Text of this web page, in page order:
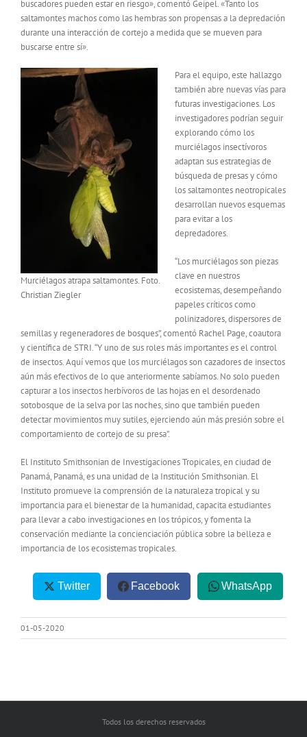
buscadores pueden estar en riesgo», comentó Geipel. «Tanto los
saltamontes machos como las hembras son propensas a la depredación
durante una interacción de cortejo a medida que se mueven para
buscarse entre sí».
Murciélagos atrapa saltamontes. Foto.
Christian Ziegler
Para el equipo, este hallazgo
también abre nuevas vías para
futuras investigaciones. Los
investigadores podrían seguir
explorando cómo los
murciélagos insectívoros
adaptan sus estrategias de
búsqueda de presas y cómo
los saltamontes neotropicales
desarrollan nuevos esquemas
para evitar a los
depredadores.
“Los murciélagos son piezas
clave en nuestros
ecosistemas, desempeñando
papeles críticos como
polinizadores, dispersores de
semillas y regeneradores de bosques”, comentó Rachel Page, coautora
y científica de STRI. “Y uno de sus roles más importantes es el control
de insectos. Aquí vemos que los murciélagos son cazadores de insectos
aún más efectivos de lo que anteriormente sabíamos. No solo pueden
capturar a los insectos herbívoros de las hojas en el desordenado
sotobosque de la selva por las noches, sino que también pueden
detectar movimientos muy sutiles, ejerciendo aún más presión sobre el
comportamiento de cortejo de su presa”.
El Instituto Smithsonian de Investigaciones Tropicales, en ciudad de
Panamá, Panamá, es una unidad de la Institución Smithsonian. El
Instituto promueve la comprensión de la naturaleza tropical y su
importancia para el bienestar de la humanidad, capacita estudiantes
para llevar a cabo investigaciones en los trópicos, y fomenta la
conservación mediante la concienciación pública sobre la belleza e
importancia de los ecosistemas tropicales.
Twitter Facebook WhatsApp
01-05-2020
Todos los derechos reservados